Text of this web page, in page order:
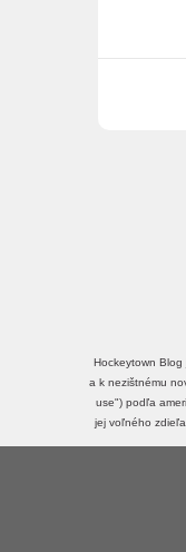
Hockeytown
a k nezištnému
use") podľa
jej voľného